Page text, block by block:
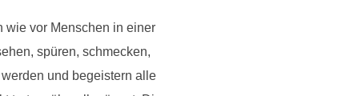
wie vor Menschen in einer
spüren, schmecken,
und begeistern alle